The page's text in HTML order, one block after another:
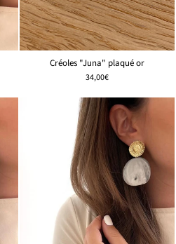
Créoles "Juna" plaqué or
34,00€